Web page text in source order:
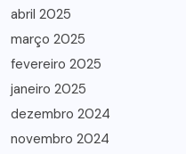
abril 2025
março 2025
fevereiro 2025
janeiro 2025
dezembro 2024
novembro 2024